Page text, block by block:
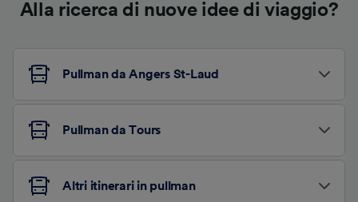
Alla ricerca di nuove idee di viaggio?
Pullman da Angers St-Laud
Pullman da Tours
Altri itinerari in pullman